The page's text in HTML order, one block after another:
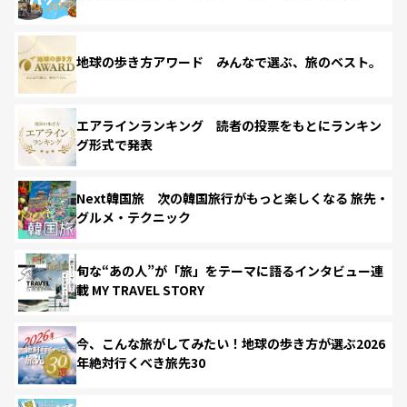
地球の歩き方アワード みんなで選ぶ、旅のベスト。
エアラインランキング 読者の投票をもとにランキン
グ形式で発表
Next韓国旅 次の韓国旅行がもっと楽しくなる 旅先・
グルメ・テクニック
旬な“あの人”が「旅」をテーマに語るインタビュー連
載 MY TRAVEL STORY
今、こんな旅がしてみたい！地球の歩き方が選ぶ2026
年絶対行くべき旅先30